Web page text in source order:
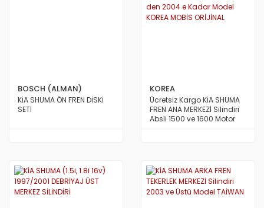
BOSCH (ALMAN)
KİA SHUMA ÖN FREN DİSKİ
SETİ
KOREA
Ücretsiz Kargo KİA SHUMA
FREN ANA MERKEZİ Silindiri
Absli 1500 ve 1600 Motor